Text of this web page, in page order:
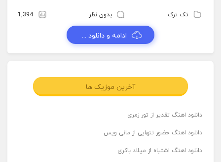
تک ترک بدون نظر 1,394
ادامه و دانلود ...
آخرین موزیک ها
دانلود اهنگ تقدیر از تور زمری
دانلود اهنگ حضور تنهایی از مانی ویس
دانلود اهنگ اشتباه از میلاد باکری